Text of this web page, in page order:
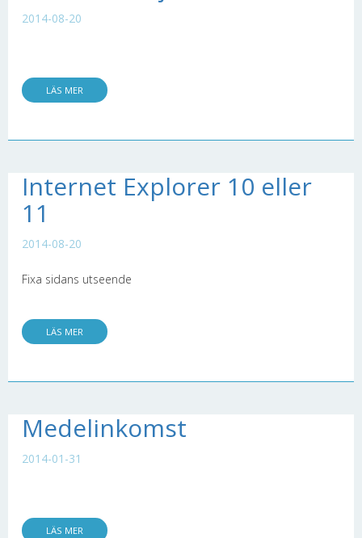
2014-08-20
LÄS MER
Internet Explorer 10 eller
11
2014-08-20
Fixa sidans utseende
LÄS MER
Medelinkomst
2014-01-31
LÄS MER